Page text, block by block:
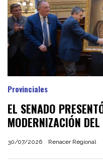
EL SENADO
MODERNIZACIÓN
Renacer Regional
Provinciales
30/07/2026